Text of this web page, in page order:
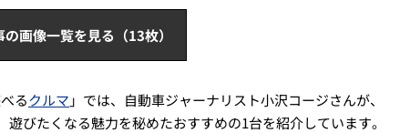
の画像一覧を見る（13枚）
るクルマ 」では、自動車ジャーナリスト小沢コージさんが、
びたくなる魅力を秘めたおすすめの1台を紹介しています。